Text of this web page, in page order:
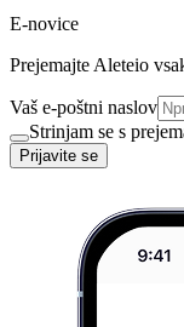
E-novice
Prejemajte Aleteio
Vaš e-poštni naslov
Strinjam se s
Prijavite se